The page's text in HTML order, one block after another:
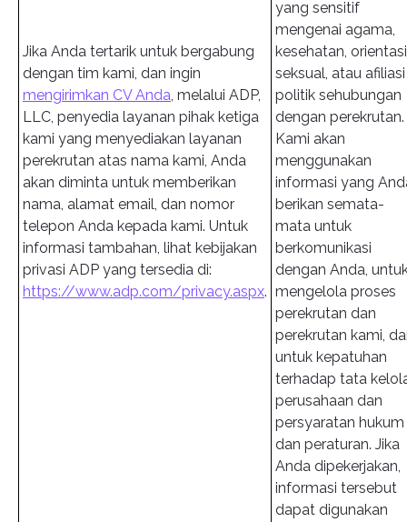
Jika Anda tertarik untuk bergabung
dengan tim kami, dan ingin
mengirimkan CV Anda, melalui ADP,
LLC, penyedia layanan pihak ketiga
kami yang menyediakan layanan
perekrutan atas nama kami, Anda
akan diminta untuk memberikan
nama, alamat email, dan nomor
telepon Anda kepada kami. Untuk
informasi tambahan, lihat kebijakan
privasi ADP yang tersedia di:
https://www.adp.com/privacy.aspx.
yang sensitif
mengenai agama,
kesehatan, orientasi
seksual, atau afiliasi
politik sehubungan
dengan perekrutan.
Kami akan
menggunakan
informasi yang
berikan semata-
mata untuk
berkomunikasi
dengan Anda,
mengelola proses
perekrutan dan
perekrutan kami,
untuk kepatuhan
terhadap tata
perusahaan dan
persyaratan hukum
dan peraturan. Jika
Anda dipekerjakan,
informasi tersebut
dapat digunakan